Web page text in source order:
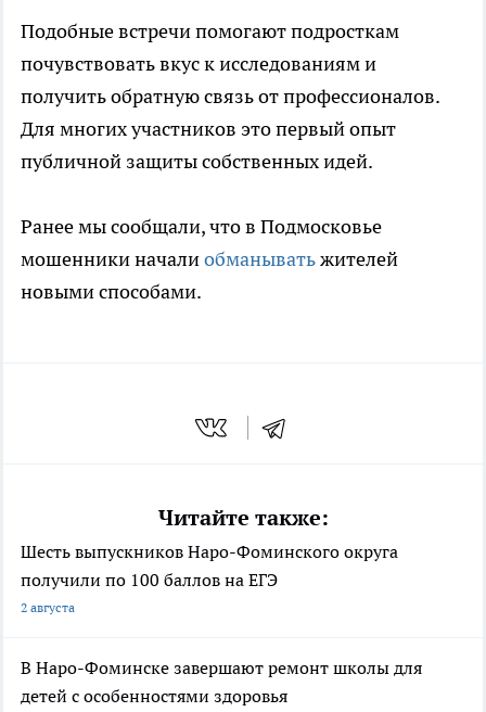
Подобные встречи помогают подросткам
почувствовать вкус к исследованиям и
получить обратную связь от профессионалов.
Для многих участников это первый опыт
публичной защиты собственных идей.
Ранее мы сообщали, что в Подмосковье
мошенники началиобманыватьжителей
новыми способами.
Читайте также:
Шесть выпускников Наро-Фоминского округа
получили по 100 баллов на ЕГЭ
2 августа
В Наро-Фоминске завершают ремонт школы для
детей с особенностями здоровья